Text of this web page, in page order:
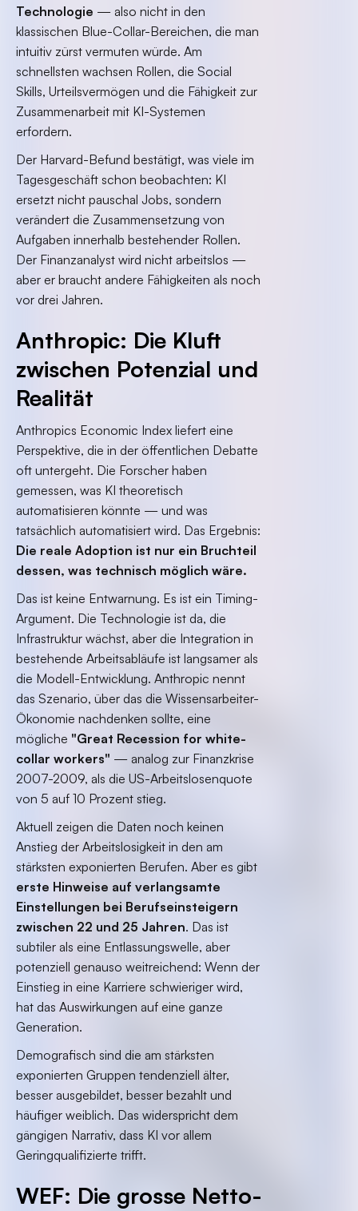
Technologie — also nicht in den
klassischen Blue-Collar-Bereichen, die man
intuitiv zürst vermuten würde. Am
schnellsten wachsen Rollen, die Social
Skills, Urteilsvermögen und die Fähigkeit zur
Zusammenarbeit mit KI-Systemen
erfordern.
Der Harvard-Befund bestätigt, was viele im
Tagesgeschäft schon beobachten: KI
ersetzt nicht pauschal Jobs, sondern
verändert die Zusammensetzung von
Aufgaben innerhalb bestehender Rollen.
Der Finanzanalyst wird nicht arbeitslos —
aber er braucht andere Fähigkeiten als noch
vor drei Jahren.
Anthropic: Die Kluft
zwischen Potenzial und
Realität
Anthropics Economic Index liefert eine
Perspektive, die in der öffentlichen Debatte
oft untergeht. Die Forscher haben
gemessen, was KI theoretisch
automatisieren könnte — und was
tatsächlich automatisiert wird. Das Ergebnis:
Die reale Adoption ist nur ein Bruchteil
dessen, was technisch möglich wäre.
Das ist keine Entwarnung. Es ist ein Timing-
Argument. Die Technologie ist da, die
Infrastruktur wächst, aber die Integration in
bestehende Arbeitsabläufe ist langsamer als
die Modell-Entwicklung. Anthropic nennt
das Szenario, über das die Wissensarbeiter-
Ökonomie nachdenken sollte, eine
mögliche "Great Recession for white-
collar workers" — analog zur Finanzkrise
2007-2009, als die US-Arbeitslosenquote
von 5 auf 10 Prozent stieg.
Aktuell zeigen die Daten noch keinen
Anstieg der Arbeitslosigkeit in den am
stärksten exponierten Berufen. Aber es gibt
erste Hinweise auf verlangsamte
Einstellungen bei Berufseinsteigern
zwischen 22 und 25 Jahren. Das ist
subtiler als eine Entlassungswelle, aber
potenziell genauso weitreichend: Wenn der
Einstieg in eine Karriere schwieriger wird,
hat das Auswirkungen auf eine ganze
Generation.
Demografisch sind die am stärksten
exponierten Gruppen tendenziell älter,
besser ausgebildet, besser bezahlt und
häufiger weiblich. Das widerspricht dem
gängigen Narrativ, dass KI vor allem
Geringqualifizierte trifft.
WEF: Die grosse Netto-